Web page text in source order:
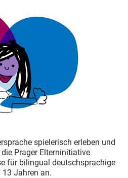
spielerisch erleben und
Prager Elterninitiative
für bilingual deutschsprachige
13 Jahren an.